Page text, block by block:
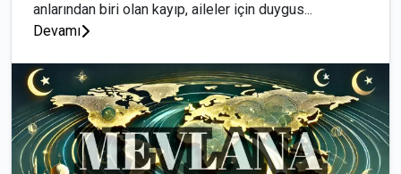
anlarından biri olan kayıp, aileler için duygus...
Devamı